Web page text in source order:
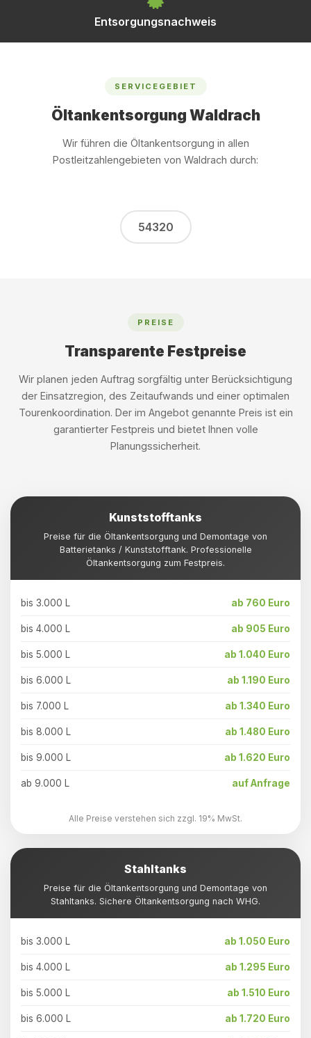
Entsorgungsnachweis
SERVICEGEBIET
Öltankentsorgung Waldrach
Wir führen die Öltankentsorgung in allen
Postleitzahlengebieten von Waldrach durch:
54320
PREISE
Transparente Festpreise
Wir planen jeden Auftrag sorgfältig unter Berücksichtigung
der Einsatzregion, des Zeitaufwands und einer optimalen
Tourenkoordination. Der im Angebot genannte Preis ist ein
garantierter Festpreis und bietet Ihnen volle
Planungssicherheit.
Kunststofftanks
Preise für die Öltankentsorgung und Demontage von
Batterietanks / Kunststofftank. Professionelle
Öltankentsorgung zum Festpreis.
bis 3.000 L ab 760 Euro
bis 4.000 L ab 905 Euro
bis 5.000 L ab 1.040 Euro
bis 6.000 L ab 1.190 Euro
bis 7.000 L ab 1.340 Euro
bis 8.000 L ab 1.480 Euro
bis 9.000 L ab 1.620 Euro
ab 9.000 L auf Anfrage
Alle Preise verstehen sich zzgl. 19% MwSt.
Stahltanks
Preise für die Öltankentsorgung und Demontage von
Stahltanks. Sichere Öltankentsorgung nach WHG.
bis 3.000 L ab 1.050 Euro
bis 4.000 L ab 1.295 Euro
bis 5.000 L ab 1.510 Euro
bis 6.000 L ab 1.720 Euro